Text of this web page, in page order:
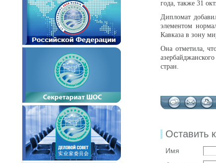
года, также 31
Дипломат
элементом
Кавказа в зону
Она отметила,
стран.
Оставить
Имя